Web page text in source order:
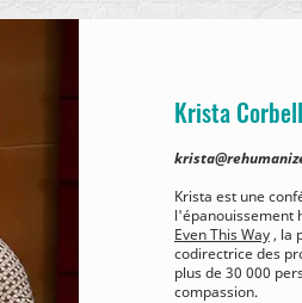
Krista
Krista est une
l'épanouissement
Even This Way, la
codirectrice des
plus de 30 000
compassion.